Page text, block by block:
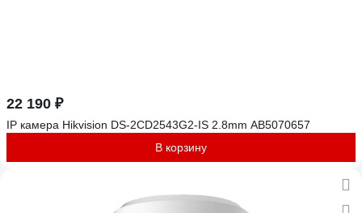
22 190 ₽
IP камера Hikvision DS-2CD2543G2-IS 2.8mm АВ5070657
В корзину